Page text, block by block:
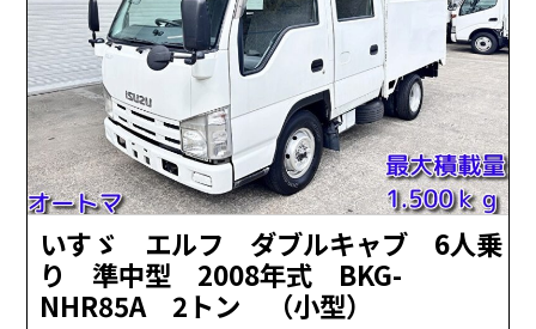
いすゞ エルフ ダブルキャブ 6人乗
り 準中型 2008年式 BKG-
NHR85A 2トン （小型）